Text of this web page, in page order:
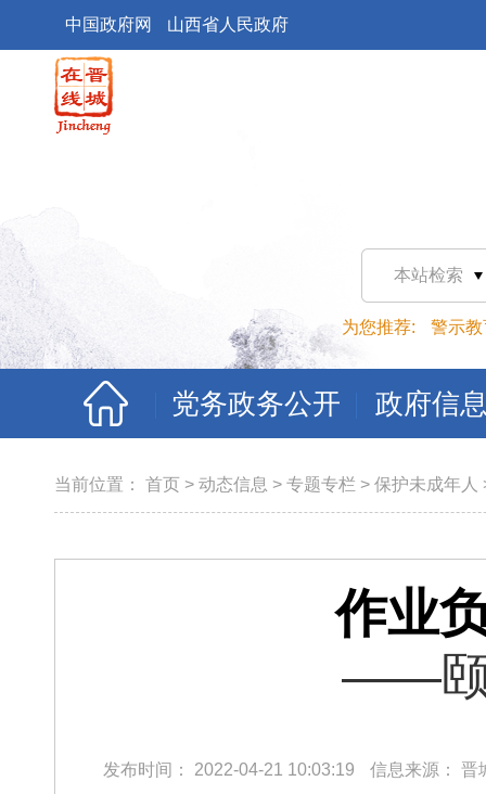
中国政府网 山西省人民政府
本站检索
为您推荐: 警示教
党务政务公开 政府信
当前位置： 首页 > 动态信息 > 专题专栏 > 保护未成年人
作业
——颐
发布时间： 2022-04-21 10:03:19 信息来源： 晋